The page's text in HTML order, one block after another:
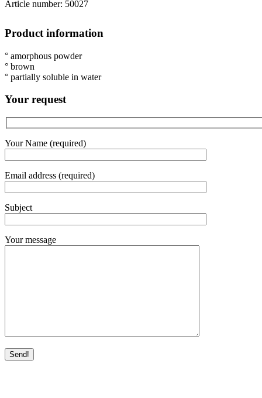
Article number: 50027
Product information
° amorphous powder
° brown
° partially soluble in water
Your request
Your Name (required)
Email address (required)
Subject
Your message